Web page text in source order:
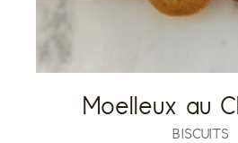
Moelleux au
BISCUITS